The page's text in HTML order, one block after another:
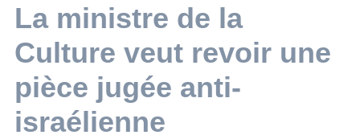
La ministre de la
Culture veut revoir une
pièce jugée anti-
israélienne